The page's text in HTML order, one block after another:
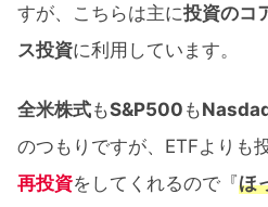
すが、こちらは主に投資のコ
ス投資に利用しています。
全米株式もS&P500 も
のつもりですが、ETFよりも
再投資をしてくれるので『ほ